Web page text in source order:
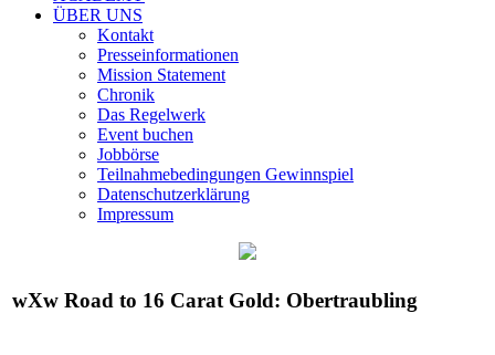
ÜBER UNS
Kontakt
Presseinformationen
Mission Statement
Chronik
Das Regelwerk
Event buchen
Jobbörse
Teilnahmebedingungen Gewinnspiel
Datenschutzerklärung
Impressum
wXw Road to 16 Carat Gold: Obertraubling